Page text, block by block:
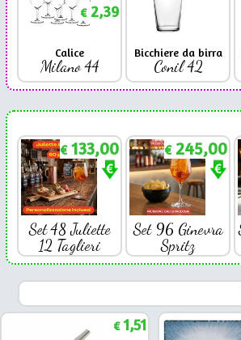
€2,39
Calice
Milano 44
Bicchiere da birra
Conil 42
€133,00
Set 48 Juliette
12 Taglieri
€245,00
Set 96 Ginevra
Spritz
€1,51